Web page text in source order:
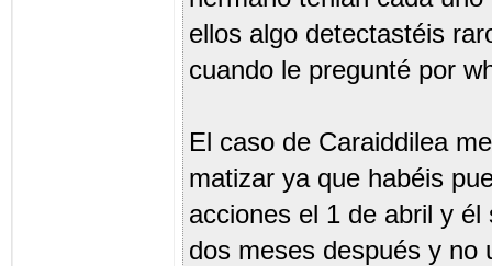
ellos algo detectastéis
cuando le pregunté por
El caso de Caraiddilea
matizar ya que habéis
acciones el 1 de abril y
dos meses después y no